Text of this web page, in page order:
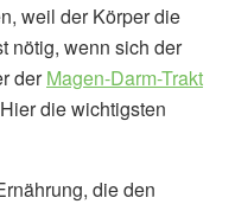
weil der Körper die
nötig, wenn sich der
derMagen-Darm-Trakt
die wichtigsten
die den